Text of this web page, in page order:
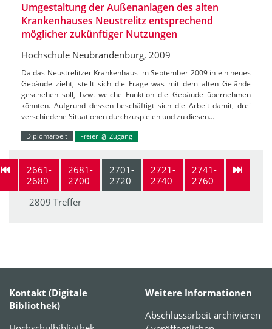
Umgestaltung der Außenanlagen des alten
Krankenhauses Neustrelitz entsprechend
möglicher zukünftiger Nutzungen
Hochschule Neubrandenburg, 2009
Da das Neustrelitzer Krankenhaus im September 2009 in ein neues
Gebäude zieht, stellt sich die Frage was mit dem alten Gelände
geschehen soll, bzw. welche Funktion die Gebäude übernehmen
könnten. Aufgrund dessen beschäftigt sich die Arbeit damit, drei
verschiedene Situationen durchzuspielen und zu diesen…
Diplomarbeit Freier Zugang
2661-
2680
2681-
2700
2701-
2720
2721-
2740
2741-
2760
2809 Treffer
Kontakt (Digitale
Bibliothek)
Weitere Informationen
Abschlussarbeit archivieren